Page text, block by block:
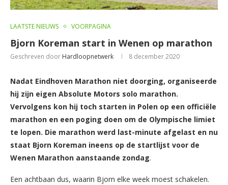
LAATSTE NIEUWS VOORPAGINA
Bjorn Koreman start in Wenen op marathon
Geschreven door Hardloopnetwerk 8 december 2020
Nadat Eindhoven Marathon niet doorging, organiseerde
hij zijn eigen Absolute Motors solo marathon.
Vervolgens kon hij toch starten in Polen op een officiële
marathon en een poging doen om de Olympische limiet
te lopen. Die marathon werd last-minute afgelast en nu
staat Bjorn Koreman ineens op de startlijst voor de
Wenen Marathon aanstaande zondag.
Een achtbaan dus, waarin Bjorn elke week moest schakelen.